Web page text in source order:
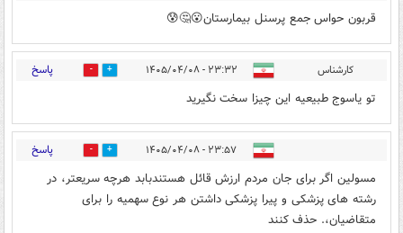
قربون حواس جمع پرسنل بیمارستان😮🤔😰
کارشناس ۲۳:۳۲ - ۱۴۰۵/۰۴/۰۸ 7 پاسخ
تو یاسوج طبیعیه این چیزا سخت نگیرید
۲۳:۵۷ - ۱۴۰۵/۰۴/۰۸ 10 پاسخ
مسولین اگر برای جان مردم ارزش قائل هستندبابد هرچه سریعتر، در
رشته های پزشکی و پیرا پزشکی داشتن هر نوع سهمیه را برای
متقاضیان،. حذف کنند